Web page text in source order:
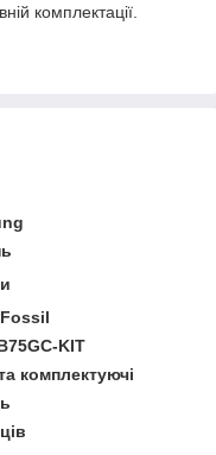
комплектації.
KIT
комплектуючі